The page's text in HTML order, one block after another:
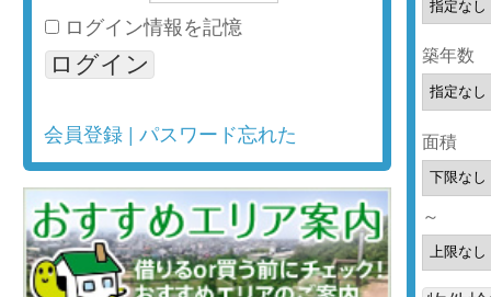
ログイン情報を記憶
会員登録 | パスワード忘れた
築年数
面積
～